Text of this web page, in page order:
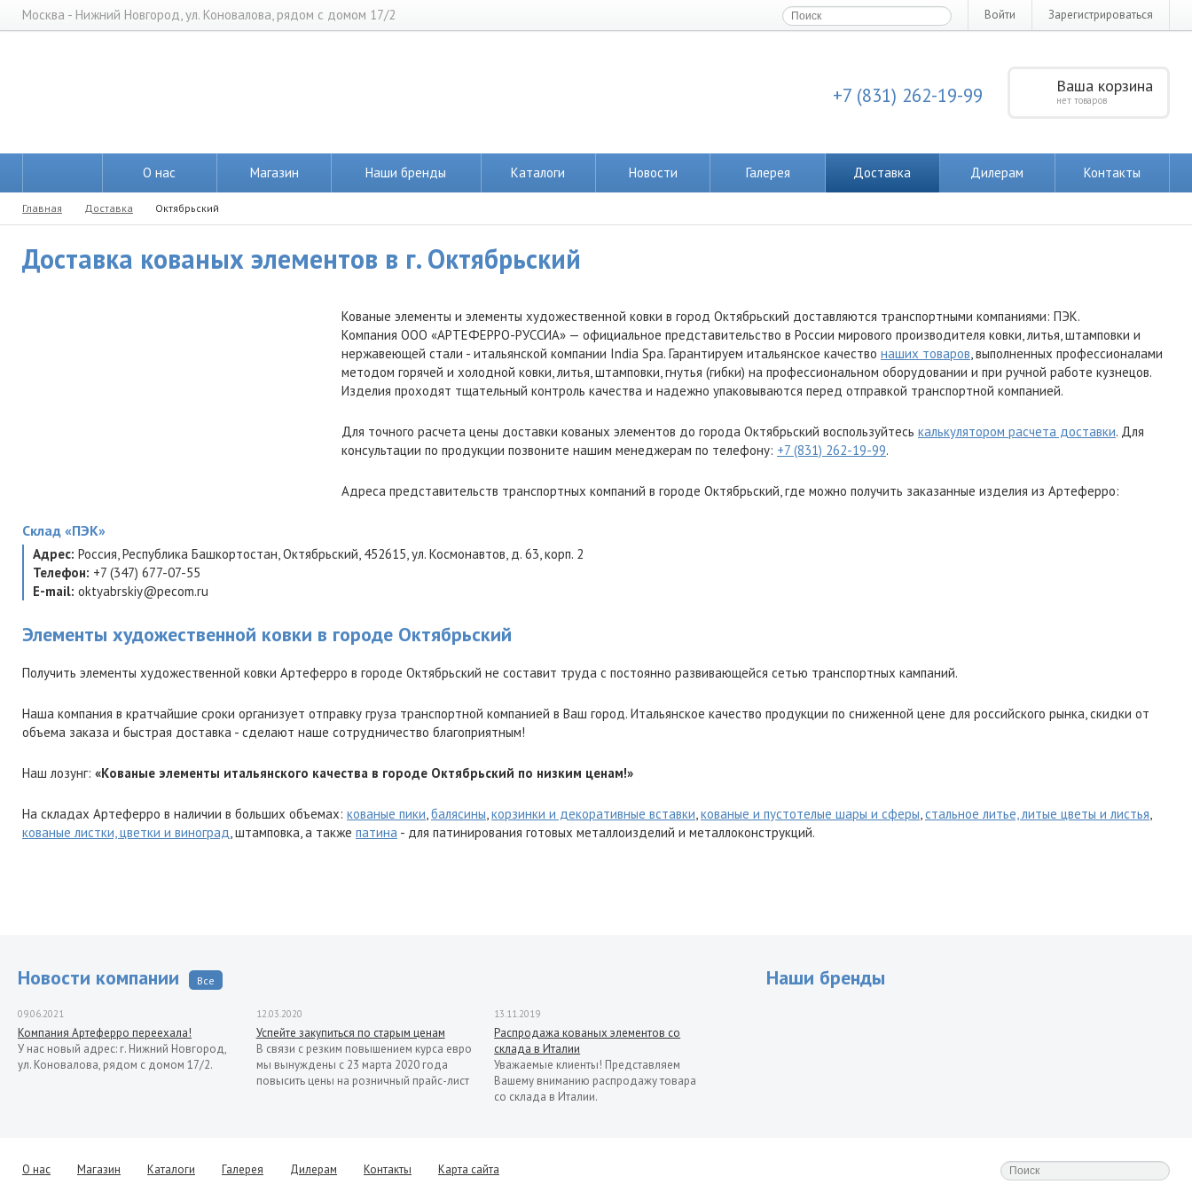
Москва - Нижний Новгород, ул. Коновалова, рядом с домом 17/2 Войти Зарегистрироваться
Ваша корзина
нет товаров
+7 (831) 262-19-99
О нас Магазин Наши бренды Каталоги Новости Галерея Доставка Дилерам Контакты
Главная Доставка Октябрьский
Доставка кованых элементов в г. Октябрьский
Кованые элементы и элементы художественной ковки в город Октябрьский доставляются транспортными компаниями: ПЭК.
Компания ООО «АРТЕФЕРРО-РУССИА» — официальное представительство в России мирового производителя ковки, литья, штамповки и
нержавеющей стали - итальянской компании India Spa. Гарантируем итальянское качество наших товаров, выполненных профессионалами
методом горячей и холодной ковки, литья, штамповки, гнутья (гибки) на профессиональном оборудовании и при ручной работе кузнецов.
Изделия проходят тщательный контроль качества и надежно упаковываются перед отправкой транспортной компанией.
Для точного расчета цены доставки кованых элементов до города Октябрьский воспользуйтесь калькулятором расчета доставки. Для
консультации по продукции позвоните нашим менеджерам по телефону: +7 (831) 262-19-99.
Адреса представительств транспортных компаний в городе Октябрьский, где можно получить заказанные изделия из Артеферро:
Склад «ПЭК»
Адрес: Россия,Республика Башкортостан,Октябрьский, 452615,ул. Космонавтов, д. 63, корп. 2
Телефон: +7 (347) 677-07-55
E-mail: oktyabrskiy@pecom.ru
Элементы художественной ковки в городе Октябрьский
Получить элементы художественной ковки Артеферро в городе Октябрьский не составит труда с постоянно развивающейся сетью транспортных кампаний.
Наша компания в кратчайшие сроки организует отправку груза транспортной компанией в Ваш город. Итальянское качество продукции по сниженной цене для российского рынка, скидки от
объема заказа и быстрая доставка - сделают наше сотрудничество благоприятным!
Наш лозунг: «Кованые элементы итальянского качества в городе Октябрьский по низким ценам!»
На складах Артеферро в наличии в больших объемах: кованые пики,балясины,корзинки и декоративные вставки,кованые и пустотелые шары и сферы,стальное литье, литые цветы и листья,
кованые листки, цветки и виноград, штамповка, а также патина - для патинирования готовых металлоизделий и металлоконструкций.
Наши бренды
Новости компании Все
09.06.2021
Компания Артеферро переехала!
У нас новый адрес: г. Нижний Новгород,
ул. Коновалова, рядом с домом 17/2.
12.03.2020
Успейте закупиться по старым ценам
В связи с резким повышением курса евро
мы вынуждены с 23 марта 2020 года
повысить цены на розничный прайс-лист
13.11.2019
Распродажа кованых элементов со
склада в Италии
Уважаемые клиенты! Представляем
Вашему вниманию распродажу товара
со склада в Италии.
О нас Магазин Каталоги Галерея Дилерам Контакты Карта сайта